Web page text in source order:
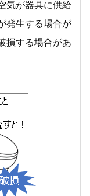
気が器具に供給
発生する場合が
損する場合があ